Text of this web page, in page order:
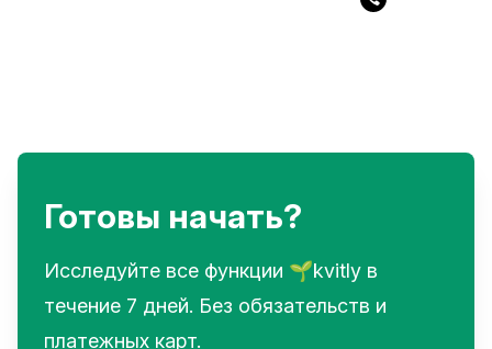
Готовы начать?
Исследуйте все функции 🌱kvitly в
течение 7 дней. Без обязательств и
платежных карт.